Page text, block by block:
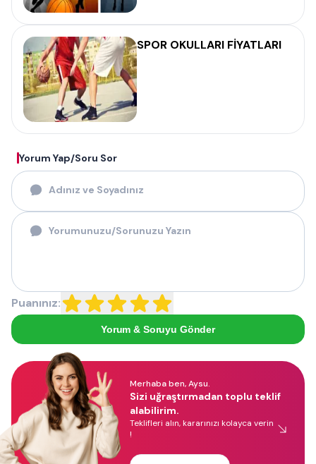
SPOR OKULLARI FİYATLARI
Yorum Yap/Soru Sor
Puanınız:
Yorum & Soruyu Gönder
Merhaba ben, Aysu.
Sizi uğraştırmadan toplu teklif
alabilirim.
Teklifleri alın, kararınızı kolayca verin
!